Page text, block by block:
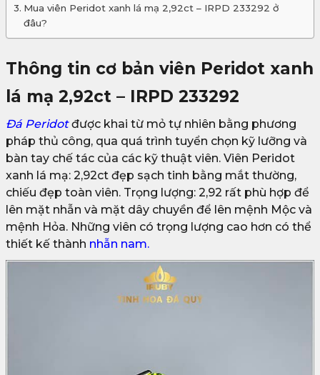
Mua viên Peridot xanh lá mạ 2,92ct – IRPD 233292 ở
đâu?
Thông tin cơ bản viên Peridot xanh
lá mạ 2,92ct – IRPD 233292
Đá Peridotđược khai từ mỏ tự nhiên bằng phương
pháp thủ công, qua quá trình tuyển chọn kỹ lưỡng và
bàn tay chế tác của các kỹ thuật viên. Viên Peridot
xanh lá mạ: 2,92ct đẹp sạch tinh bằng mắt thường,
chiếu đẹp toàn viên. Trọng lượng: 2,92 rất phù hợp để
lên mặt nhẫn và mặt dây chuyền để lên mệnh Mộc và
mệnh Hỏa. Những viên có trọng lượng cao hơn có thể
thiết kế thành nhẫn nam.